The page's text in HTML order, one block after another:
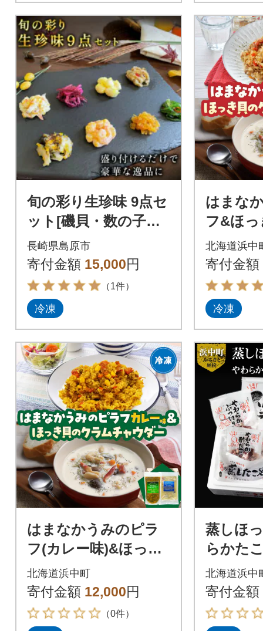
旬の彩り生珍味 9点セ
ット[磯貝・数の子・
くらげ・ほたて・わ
かめ・ホッキ貝・貝
柱・海老・しば漬け]
長崎県島原市
寄付金額 15,000円
（1件）
冷凍
はまな
フ&ほ
チャウ
034-102
北海道浜中
寄付金額
冷凍
はまなかうみのピラ
フ(カレー味)&ほっき
貝のクラムチャウダ
ーセット_H0034-103
北海道浜中町
寄付金額 12,000円
（0件）
蒸しほ
らかた
セット
北海道浜中
寄付金額